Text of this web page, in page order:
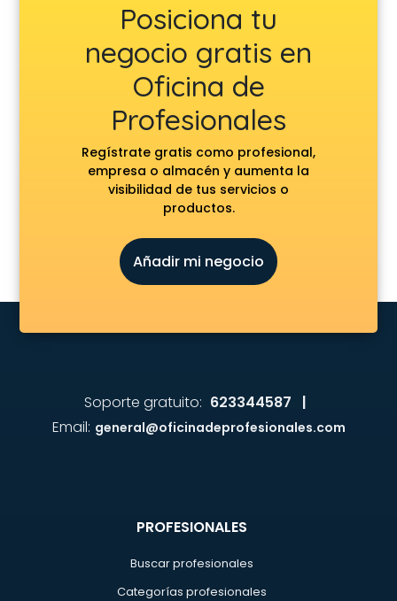
Posiciona tu
negocio gratis en
Oficina de
Profesionales
Regístrate gratis como profesional,
empresa o almacén y aumenta la
visibilidad de tus servicios o
productos.
Añadir mi negocio
Soporte gratuito: 623344587 |
Email: general@oficinadeprofesionales.com
PROFESIONALES
Buscar profesionales
Categorías profesionales